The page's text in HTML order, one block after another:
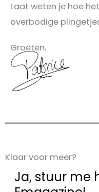
Laat weten je hoe
overbodige
Groeten,
Klaar voor meer?
Ja, stuur me